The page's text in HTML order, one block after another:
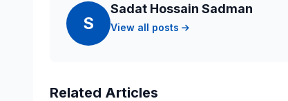
S
Sadat Hossain Sadman
View all posts
Related Articles